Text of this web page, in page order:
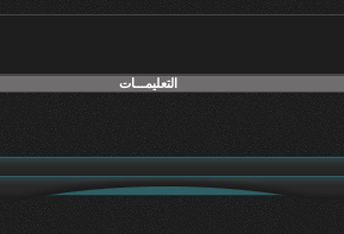
التعليمـــات